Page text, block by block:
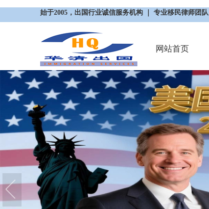
始于2005，出国行业诚信服务机构 ｜ 专业移民律师团队
网站首页